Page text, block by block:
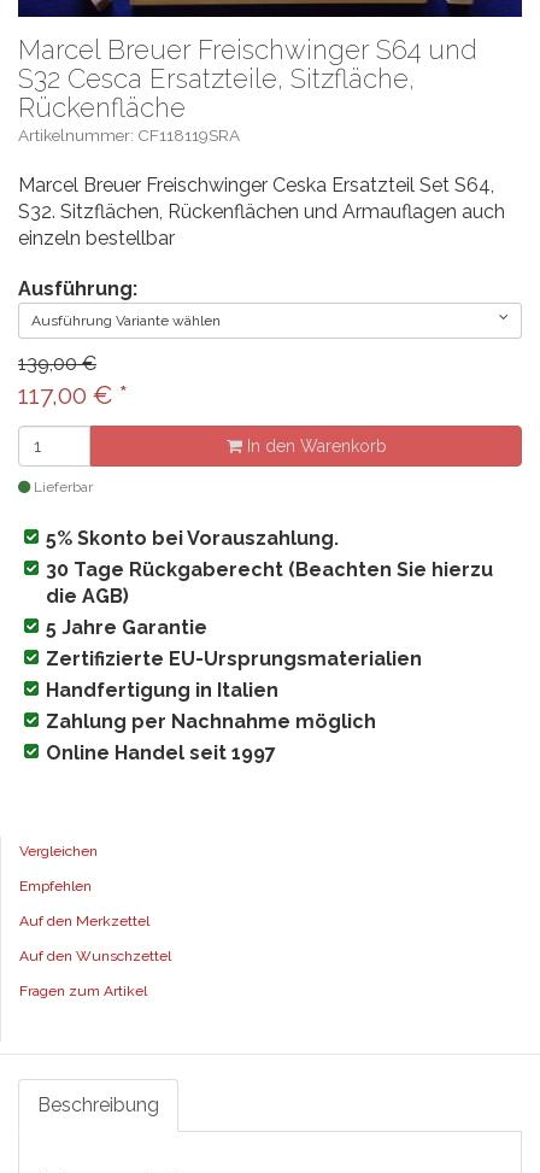
Marcel Breuer Freischwinger S64 und
S32 Cesca Ersatzteile, Sitzfläche,
Rückenfläche
Artikelnummer: CF118119SRA
Marcel Breuer Freischwinger Ceska Ersatzteil Set S64,
S32. Sitzflächen, Rückenflächen und Armauflagen auch
einzeln bestellbar
Ausführung:
Ausführung Variante wählen
139,00 €
117,00 € *
In den Warenkorb
Lieferbar
5% Skonto bei Vorauszahlung.
30 Tage Rückgaberecht (Beachten Sie hierzu
die AGB)
5 Jahre Garantie
Zertifizierte EU-Ursprungsmaterialien
Handfertigung in Italien
Zahlung per Nachnahme möglich
Online Handel seit 1997
Vergleichen
Empfehlen
Auf den Merkzettel
Auf den Wunschzettel
Fragen zum Artikel
Beschreibung